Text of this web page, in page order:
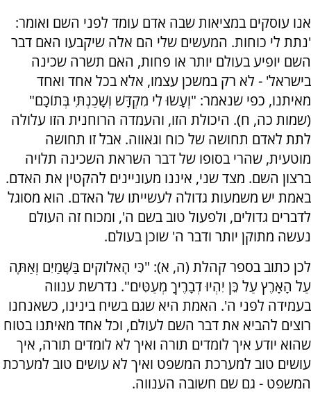
אנו עוסקים במציאות שבה אדם עומד לפני השם ואומר:
'נתת לי כוחות. המעשים שלי הם אלה שיקבעו האם דבר
השם יופיע בעולם יותר או פחות, האם תשרה שכינה
בישראל' - לא רק במשכן עצמו, אלא בכל אחד ואחד
מאיתנו, כפי שנאמר: "וְעָשׂוּ לִי מִקְדָּשׁ וְשָׁכַנְתִּי בְּתוֹכָם"
(שמות כה, ח). היכולת הזו, והעמדה הרוחנית הזו עלולה
לתת לאדם תחושה של כוח וגאווה. אבל זו תחושה
מוטעית, שהרי בסופו של דבר השראת השכינה תלויה
ברצון השם. מצד שני, איננו מעוניינים להקטין את האדם.
באמת יש משמעות גדולה לעשייתו של האדם. הוא מסוגל
לדברים גדולים, ולפעול טוב בשם ה', ומכוח זה העולם
נעשה מתוקן יותר ודבר ה' שוכן בעולם.
לכן כתוב בספר קהלת (ה, א): "כִּי הָאלוקים בַּשָּׁמַיִם וְאַתָּה
עַל הָאָרֶץ עַל כֵּן יִהְיוּ דְבָרֶיךָ מְעַטִּים". נדרשת ענווה
בעמידה לפני ה'. האמת היא שגם בשיח בינינו, כשאנחנו
רוצים להביא את דבר השם לעולם, וכל אחד מאיתנו בטוח
שהוא יודע איך לומדים תורה ואיך לא לומדים תורה, איך
עושים טוב למערכת המשפט ואיך לא עושים טוב למערכת
המשפט - גם שם חשובה הענווה.